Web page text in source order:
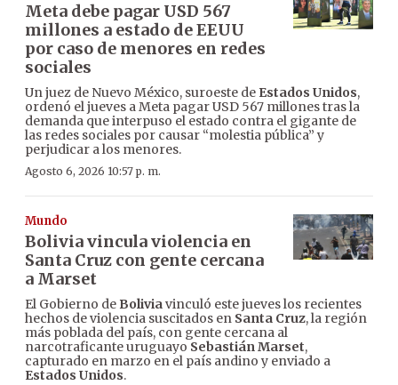
Meta debe pagar USD 567
millones a estado de EEUU
por caso de menores en redes
sociales
Un juez de Nuevo México, suroeste de Estados Unidos,
ordenó el jueves a Meta pagar USD 567 millones tras la
demanda que interpuso el estado contra el gigante de
las redes sociales por causar “molestia pública” y
perjudicar a los menores.
Agosto 6, 2026 10:57 p. m.
Mundo
Bolivia vincula violencia en
Santa Cruz con gente cercana
a Marset
El Gobierno de Boliviavinculó este jueves los recientes
hechos de violencia suscitados en Santa Cruz, la región
más poblada del país, con gente cercana al
narcotraficante uruguayo Sebastián Marset,
capturado en marzo en el país andino y enviado a
Estados Unidos.